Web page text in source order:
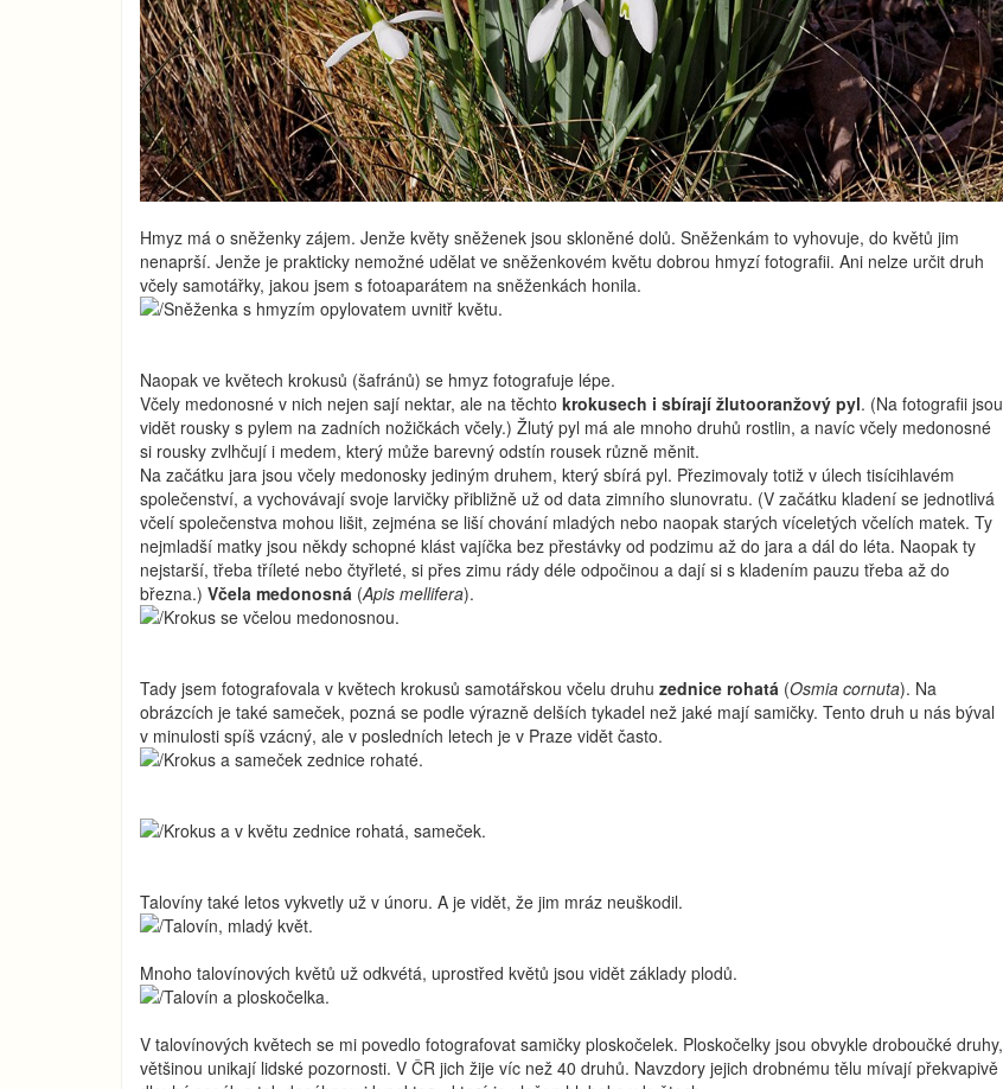
Hmyz má o sněženky zájem. Jenže květy sněženek jsou skloněné dolů. Sněženkám to vyhovuje, do květů jim
nenaprší. Jenže je prakticky nemožné udělat ve sněženkovém květu dobrou hmyzí fotografii. Ani nelze určit druh
včely samotářky, jakou jsem s fotoaparátem na sněženkách honila.
Naopak ve květech krokusů (šafránů) se hmyz fotografuje lépe.
Včely medonosné v nich nejen sají nektar, ale na těchto krokusech i sbírají žlutooranžový pyl. (Na fotografii jsou
vidět rousky s pylem na zadních nožičkách včely.) Žlutý pyl má ale mnoho druhů rostlin, a navíc včely medonosné
si rousky zvlhčují i medem, který může barevný odstín rousek různě měnit.
Na začátku jara jsou včely medonosky jediným druhem, který sbírá pyl. Přezimovaly totiž v úlech tisícihlavém
společenství, a vychovávají svoje larvičky přibližně už od data zimního slunovratu. (V začátku kladení se jednotlivá
včelí společenstva mohou lišit, zejména se liší chování mladých nebo naopak starých víceletých včelích matek. Ty
nejmladší matky jsou někdy schopné klást vajíčka bez přestávky od podzimu až do jara a dál do léta. Naopak ty
nejstarší, třeba tříleté nebo čtyřleté, si přes zimu rády déle odpočinou a dají si s kladením pauzu třeba až do
března.) Včela medonosná (Apis mellifera).
Tady jsem fotografovala v květech krokusů samotářskou včelu druhu zednice rohatá (Osmia cornuta). Na
obrázcích je také sameček, pozná se podle výrazně delších tykadel než jaké mají samičky. Tento druh u nás býval
v minulosti spíš vzácný, ale v posledních letech je v Praze vidět často.
Talovíny také letos vykvetly už v únoru. A je vidět, že jim mráz neuškodil.
Mnoho talovínových květů už odkvétá, uprostřed květů jsou vidět základy plodů.
V talovínových květech se mi povedlo fotografovat samičky ploskočelek. Ploskočelky jsou obvykle droboučké druhy,
většinou unikají lidské pozornosti. V ČR jich žije víc než 40 druhů. Navzdory jejich drobnému tělu mívají překvapivě